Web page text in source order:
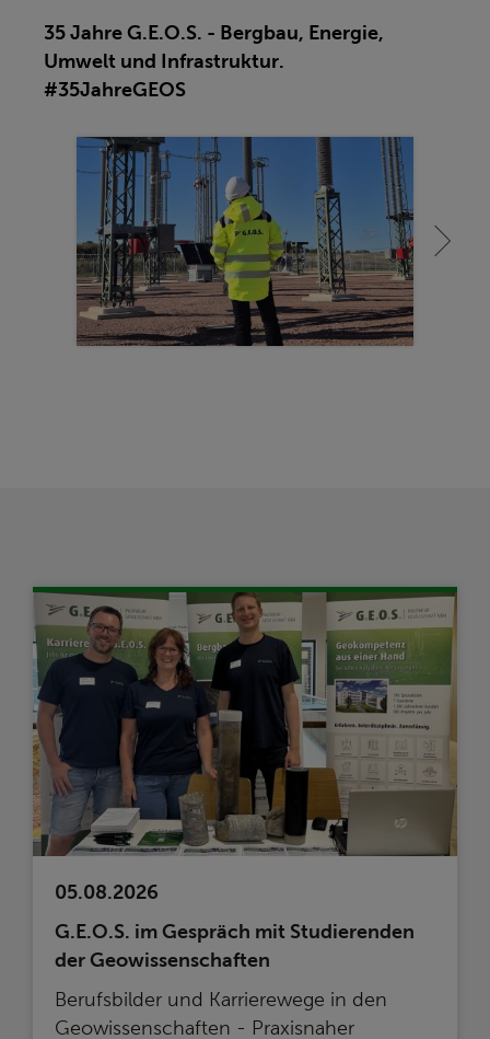
35 Jahre G.E.O.S. - Bergbau, Energie,
Umwelt und Infrastruktur.
#35JahreGEOS
05.08.2026
G.E.O.S. im Gespräch mit Studierenden
der Geowissenschaften
Berufsbilder und Karrierewege in den
Geowissenschaften - Praxisnaher